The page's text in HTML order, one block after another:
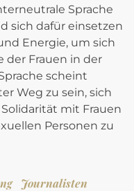
Sprache
sich dafür einsetzen
Energie, um sich
der Frauen in der
scheint
Weg zu sein, sich
mit Frauen
Personen zu
Journalisten